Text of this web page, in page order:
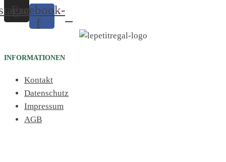
Facebook-
f
INFORMATIONEN
Kontakt
Datenschutz
Impressum
AGB